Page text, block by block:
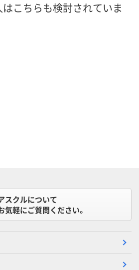
こちらも検討されていま
スクルについて
気軽にご質問ください。